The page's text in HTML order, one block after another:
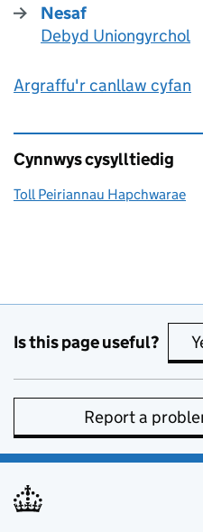
Nesaf
:
Debyd Uniongyrchol
Argraffu'r canllaw cyfan
Cynnwys cysylltiedig
Toll Peiriannau Hapchwarae
Is this page useful?
Report a